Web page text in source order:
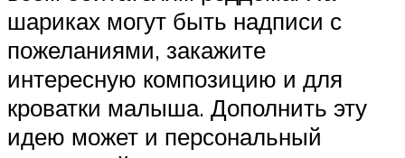
шариках могут быть надписи с
пожеланиями, закажите
интересную композицию и для
кроватки малыша. Дополнить эту
идею может и персональный